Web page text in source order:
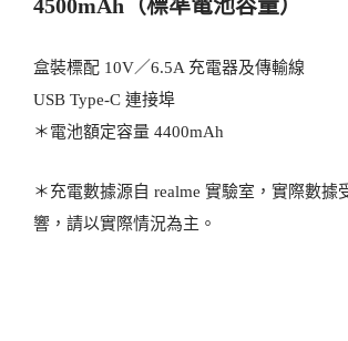
4500mAh（標準電池容量）
盒裝標配 10V／6.5A 充電器及傳輸線
USB Type-C 連接埠
＊電池額定容量 4400mAh
＊充電數據源自 realme 實驗室，實際數據
響，請以實際情況為主。